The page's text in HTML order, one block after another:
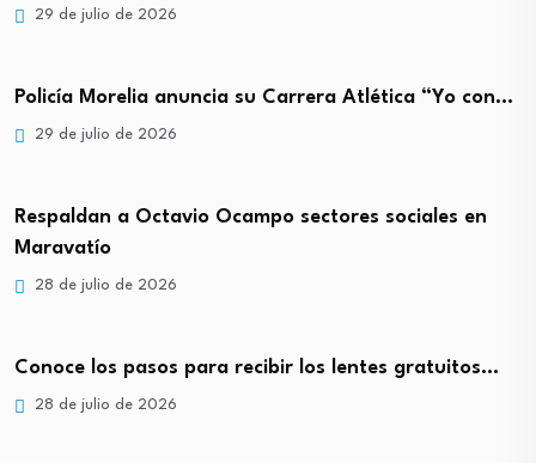
29 de julio de 2026
Policía Morelia anuncia su Carrera Atlética “Yo con…
29 de julio de 2026
Respaldan a Octavio Ocampo sectores sociales en
Maravatío
28 de julio de 2026
Conoce los pasos para recibir los lentes gratuitos…
28 de julio de 2026